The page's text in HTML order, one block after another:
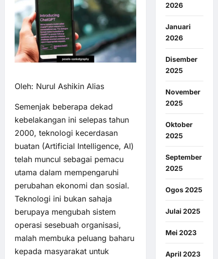
Oleh: Nurul Ashikin Alias
Semenjak beberapa dekad
kebelakangan ini selepas tahun
2000, teknologi kecerdasan
buatan (Artificial Intelligence, AI)
telah muncul sebagai pemacu
utama dalam mempengaruhi
perubahan ekonomi dan sosial.
Teknologi ini bukan sahaja
berupaya mengubah sistem
operasi sesebuah organisasi,
malah membuka peluang baharu
kepada masyarakat untuk
2026
Januari
2026
Disember
2025
November
2025
Oktober
2025
September
2025
Ogos 2025
Julai 2025
Mei 2023
April 2023